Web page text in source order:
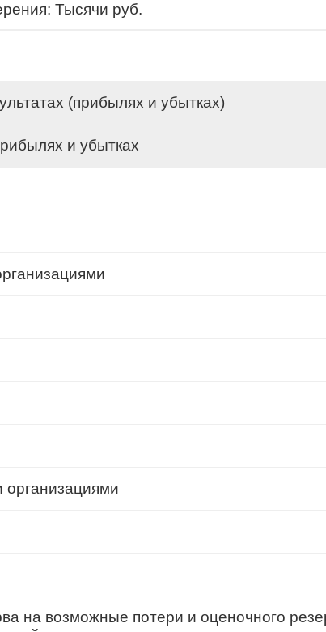
Тысячи руб.
(прибылях и убытках)
и убытках
на возможные потери и оценочного